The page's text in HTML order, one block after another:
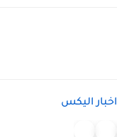
اخبار اليكس